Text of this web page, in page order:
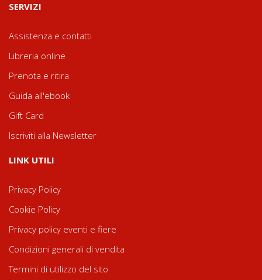
SERVIZI
Assistenza e contatti
Libreria online
Prenota e ritira
Guida all'ebook
Gift Card
Iscriviti alla Newsletter
LINK UTILI
Privacy Policy
Cookie Policy
Privacy policy eventi e fiere
Condizioni generali di vendita
Termini di utilizzo del sito